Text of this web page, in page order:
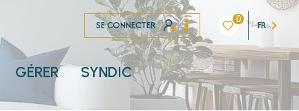
SE CONNECTER 0 FR
GÉRER SYNDIC